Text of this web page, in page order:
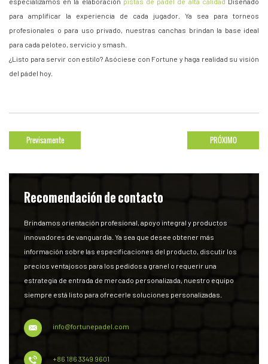
para amplificar la experiencia de cada jugador. Ya sea para torneos
profesionales o para uso privado, nuestras canchas brindan la base ideal
para cada peloteo, servicio y smash.
¿Listo para servir con estilo? Asóciese con Fortune y haga realidad su visión
del pádel hoy.
Previsamente PRÓXIMO
Recomendación de contacto
Brindamos orientación profesional, apoyo integral y productos
innovadores de vanguardia. Ya sea que desee obtener más
información sobre las especificaciones del producto, discutir los
precios ventajosos para los pedidos a granel o requerir una
estrategia de entrada de mercado personalizada, nuestro equipo
siempre está listo para ofrecerle soluciones personalizadas.
info@fortunepadel.com
+86 186 3349 9601